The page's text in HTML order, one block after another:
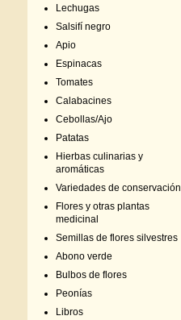
Lechugas
Salsifí negro
Apio
Espinacas
Tomates
Calabacines
Cebollas/Ajo
Patatas
Hierbas culinarias y
aromáticas
Variedades de conservación
Flores y otras plantas
medicinal
Semillas de flores silvestres
Abono verde
Bulbos de flores
Peonías
Libros